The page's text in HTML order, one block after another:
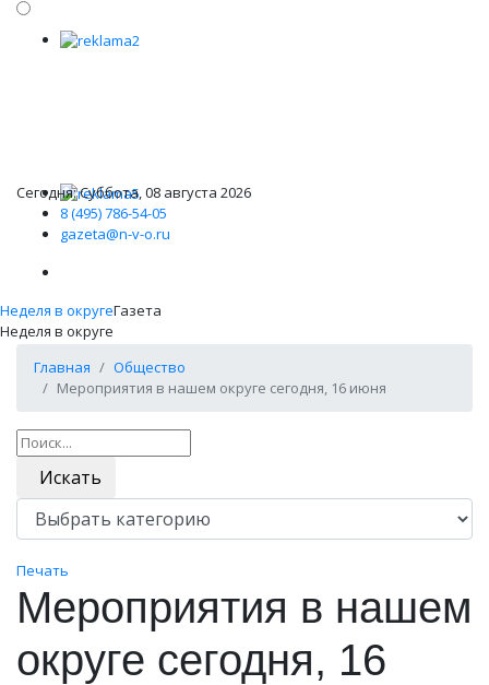
Сегодня: Суббота, 08 августа 2026
8 (495) 786-54-05
gazeta@n-v-o.ru
Неделя в округеГазета
Неделя в округе
Главная
Общество
Мероприятия в нашем округе сегодня, 16 июня
Искать
Печать
Мероприятия в нашем
округе сегодня, 16